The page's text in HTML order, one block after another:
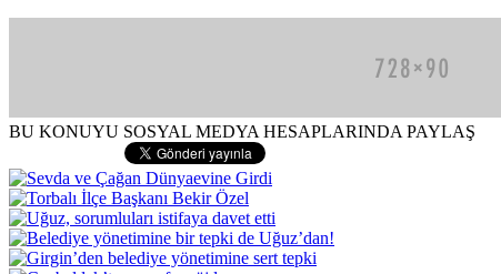
BU KONUYU SOSYAL MEDYA HESAPLARINDA PAYLAŞ